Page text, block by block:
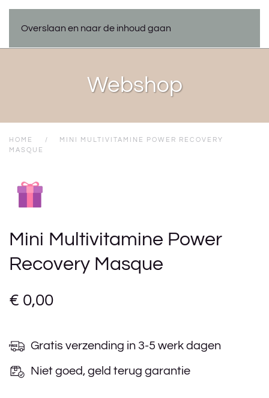
Overslaan en naar de inhoud gaan
Webshop
HOME
MINI MULTIVITAMINE POWER RECOVERY
MASQUE
Mini Multivitamine Power
Recovery Masque
€ 0,00
Gratis verzending in 3-5 werk dagen
Niet goed, geld terug garantie